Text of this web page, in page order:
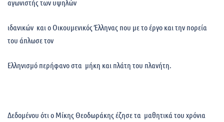
αγωνιστής των υψηλών
ιδανικών και ο Οικουμενικός Έλληνας που με το έργο και την πορεία
του άπλωσε τον
Ελληνισμό περήφανο στα μήκη και πλάτη του πλανήτη.
Δεδομένου ότι ο Μίκης Θεοδωράκης έζησε τα μαθητικά του χρόνια